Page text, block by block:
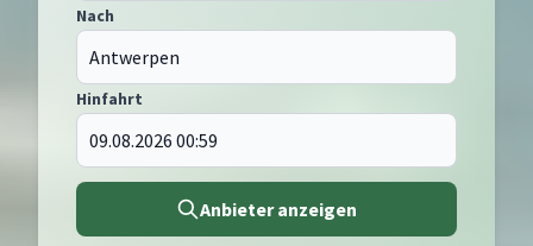
Nach
Hinfahrt
Anbieter anzeigen